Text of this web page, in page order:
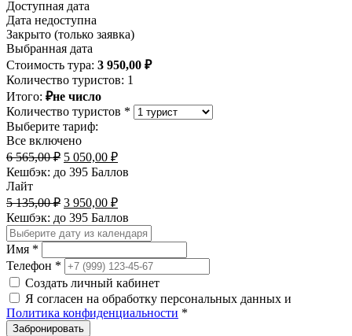
Доступная дата
Дата недоступна
Закрыто (только заявка)
Выбранная дата
Стоимость тура: 3 950,00 ₽
Количество туристов: 1
Итого: ₽не число
Количество туристов *
Выберите тариф:
Все включено
6 565,00₽ Первоначальная
цена
6
565,00 ₽.
5 050,00 ₽Текущая
цена:
050,00 ₽.
Кешбэк: до 395 Баллов
Лайт
5 135,00₽ Первоначальная
цена
составляла
5
135,00 ₽.
3 950,00 ₽Текущая
цена:
3
950,00 ₽.
Кешбэк: до 395 Баллов
Имя *
Телефон *
Создать личный кабинет
Я согласен на обработку персональных данных и
Политика конфиденциальности *
Забронировать